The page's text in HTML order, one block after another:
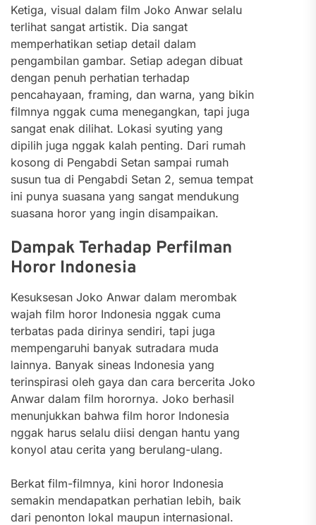
Ketiga, visual dalam film Joko Anwar selalu
terlihat sangat artistik. Dia sangat
memperhatikan setiap detail dalam
pengambilan gambar. Setiap adegan dibuat
dengan penuh perhatian terhadap
pencahayaan, framing, dan warna, yang bikin
filmnya nggak cuma menegangkan, tapi juga
sangat enak dilihat. Lokasi syuting yang
dipilih juga nggak kalah penting. Dari rumah
kosong di Pengabdi Setan sampai rumah
susun tua di Pengabdi Setan 2, semua tempat
ini punya suasana yang sangat mendukung
suasana horor yang ingin disampaikan.
Dampak Terhadap Perfilman
Horor Indonesia
Kesuksesan Joko Anwar dalam merombak
wajah film horor Indonesia nggak cuma
terbatas pada dirinya sendiri, tapi juga
mempengaruhi banyak sutradara muda
lainnya. Banyak sineas Indonesia yang
terinspirasi oleh gaya dan cara bercerita Joko
Anwar dalam film horornya. Joko berhasil
menunjukkan bahwa film horor Indonesia
nggak harus selalu diisi dengan hantu yang
konyol atau cerita yang berulang-ulang.
Berkat film-filmnya, kini horor Indonesia
semakin mendapatkan perhatian lebih, baik
dari penonton lokal maupun internasional.